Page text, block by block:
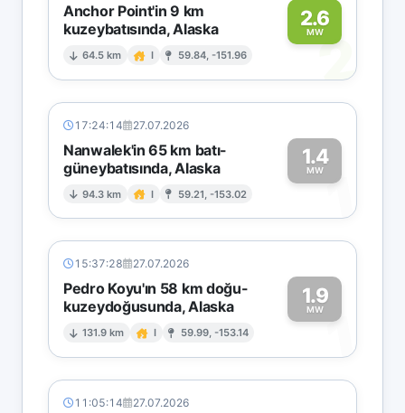
Anchor Point'in 9 km
kuzeybatısında, Alaska
64.5 km I 59.84, -151.96
2.6
MW2
17:24:14 27.07.2026
Nanwalek'in 65 km batı-
güneybatısında, Alaska
94.3 km I 59.21, -153.02
1.4
MW1
15:37:28 27.07.2026
Pedro Koyu'ın 58 km doğu-
kuzeydoğusunda, Alaska
131.9 km I 59.99, -153.14
1.9
MW1
11:05:14 27.07.2026